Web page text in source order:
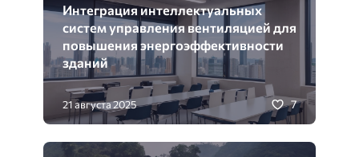
Интеграция интеллектуальных
систем управления вентиляцией для
повышения энергоэффективности
зданий
21 августа 2025 7